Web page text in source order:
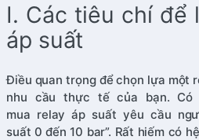
I. Các tiêu chí để
áp suất
Điều quan trọng để chọn lựa một
nhu cầu thực tế của bạn.
mua relay áp suất yêu cầu
suất 0 đến 10 bar”. Rất hiếm có